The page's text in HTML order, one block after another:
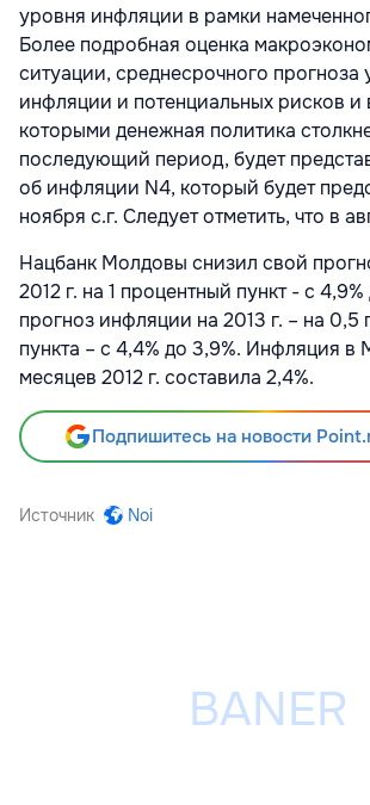
уровня инфляции в рамки
Более подробная оценка
ситуации, среднесрочного прогноза
инфляции и потенциальных рисков и
которыми денежная политика
последующий период, будет
об инфляции N4, который будет
ноября с.г. Следует отметить, что в
Нацбанк Молдовы снизил свой
2012 г. на 1 процентный пункт - с
прогноз инфляции на 2013 г. – на 0,5
пункта – с 4,4% до 3,9%. Инфляция в
месяцев 2012 г. составила 2,4%.
Подпишитесь на новости
Источник Noi